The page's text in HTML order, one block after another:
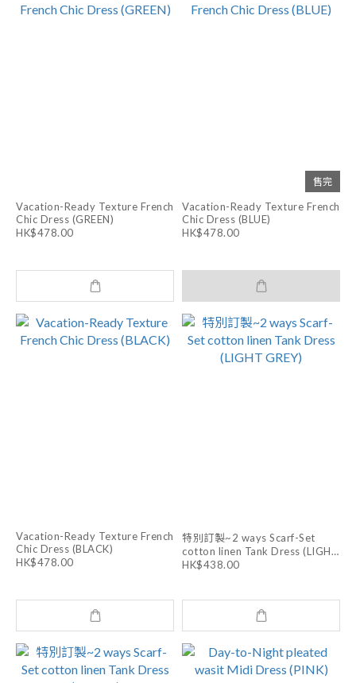
Vacation-Ready Texture French
Chic Dress (GREEN)
HK$478.00
售完
Vacation-Ready Texture French
Chic Dress (BLUE)
HK$478.00
Vacation-Ready Texture French
Chic Dress (BLACK)
HK$478.00
特別訂製~2 ways Scarf-Set
cotton linen Tank Dress (LIGHT
GREY)
HK$438.00